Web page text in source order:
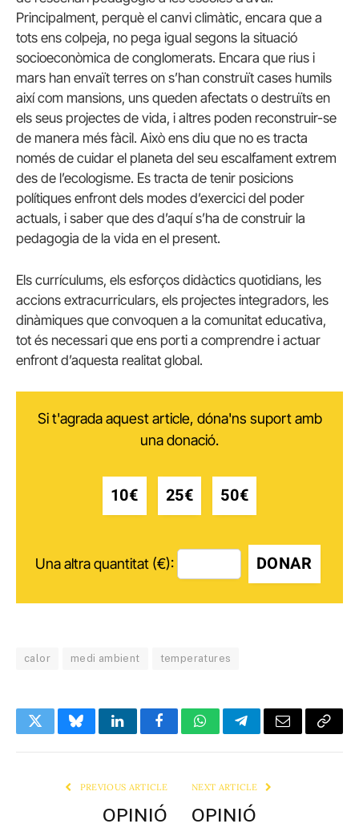
Principalment, perquè el canvi climàtic, encara que a
tots ens colpeja, no pega igual segons la situació
socioeconòmica de conglomerats. Encara que rius i
mars han envaït terres on s’han construït cases humils
així com mansions, uns queden afectats o destruïts en
els seus projectes de vida, i altres poden reconstruir-se
de manera més fàcil. Això ens diu que no es tracta
només de cuidar el planeta del seu escalfament extrem
des de l’ecologisme. Es tracta de tenir posicions
polítiques enfront dels modes d’exercici del poder
actuals, i saber que des d’aquí s’ha de construir la
pedagogia de la vida en el present.
Els currículums, els esforços didàctics quotidians, les
accions extracurriculars, els projectes integradors, les
dinàmiques que convoquen a la comunitat educativa,
tot és necessari que ens porti a comprendre i actuar
enfront d’aquesta realitat global.
Si t'agrada aquest article, dóna'ns suport amb
una donació.
10€ 25€ 50€
Una altra quantitat (€): DONAR
calor medi ambient temperatures
TwitterBlueskyLinkedInFacebookWhatsAppTelegramEmail Copy
PREVIOUS ARTICLE
OPINIÓ
NEXT ARTICLE
OPINIÓ